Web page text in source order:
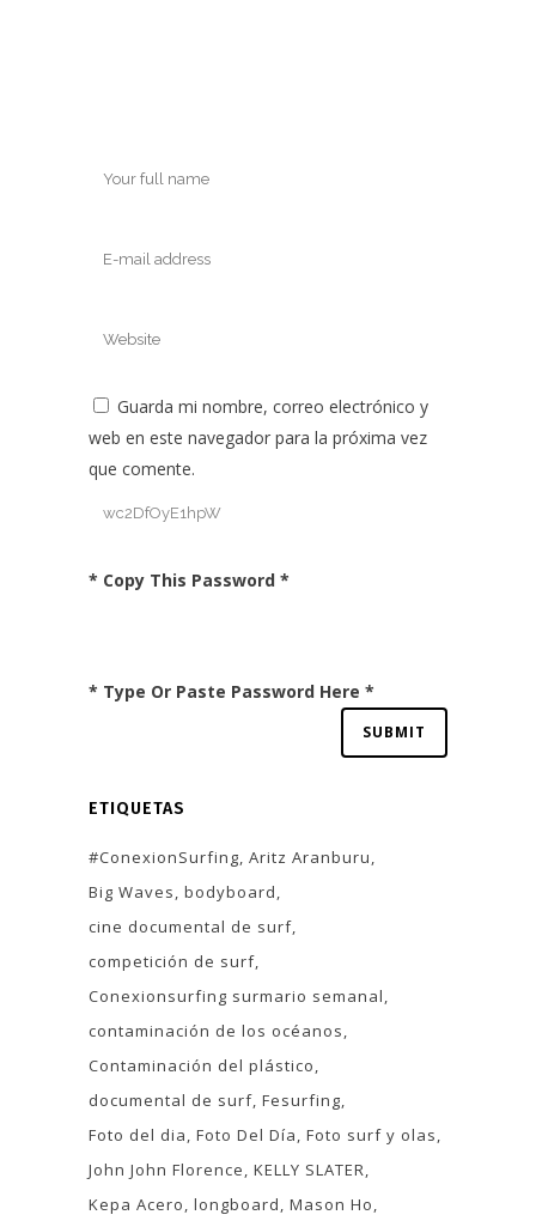
Guarda mi nombre, correo electrónico y
web en este navegador para la próxima vez
que comente.
* Copy This Password *
* Type Or Paste Password Here *
ETIQUETAS
#ConexionSurfing Aritz Aranburu
Big Waves bodyboard
cine documental de surf
competición de surf
Conexionsurfing surmario semanal
contaminación de los océanos
Contaminación del plástico
documental de surf Fesurfing
Foto del dia Foto Del Día Foto surf y olas
John John Florence KELLY SLATER
Kepa Acero longboard Mason Ho